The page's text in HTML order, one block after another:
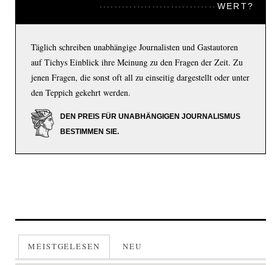
WERT?
Täglich schreiben unabhängige Journalisten und Gastautoren
auf Tichys Einblick ihre Meinung zu den Fragen der Zeit. Zu
jenen Fragen, die sonst oft all zu einseitig dargestellt oder unter
den Teppich gekehrt werden.
DEN PREIS FÜR UNABHÄNGIGEN JOURNALISMUS
BESTIMMEN SIE.
MEISTGELESEN NEU